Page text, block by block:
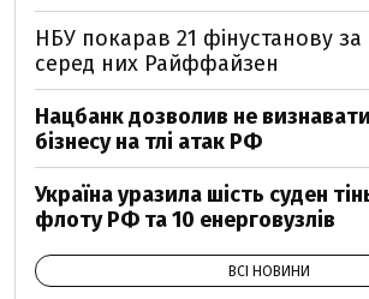
НБУ покарав 21 фінустанову
серед них Райффайзен
Нацбанк дозволив не
бізнесу на тлі атак РФ
Україна уразила шість суден
флоту РФ та 10 енерговузлів
ВСІ НОВИНИ